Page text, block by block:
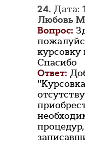
24. Дата:
Любовь
Вопрос:
курсовку
Спасибо
Ответ: